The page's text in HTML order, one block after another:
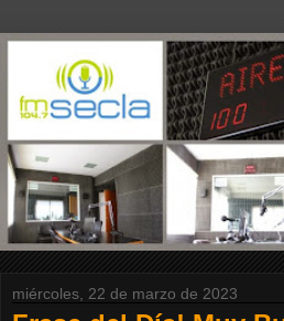
miércoles, 22 de marzo de 2023